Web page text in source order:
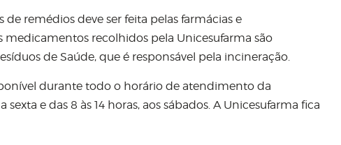
remédios deve ser feita pelas farmácias e
recolhidos pela Unicesufarma são
de Saúde, que é responsável pela incineração.
durante todo o horário de atendimento da
e das 8 às 14 horas, aos sábados. A Unicesufarma fica